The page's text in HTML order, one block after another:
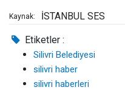
Kaynak: İSTANBUL SES
Etiketler :
Silivri Belediyesi
silivri haber
silivri haberleri